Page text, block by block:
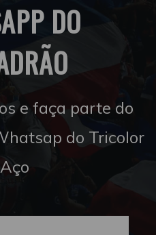
DO
e faça parte do
do Tricolor